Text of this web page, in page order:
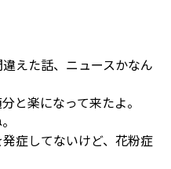
えた話、ニュースかなん
と楽になって来たよ。
症してないけど、花粉症